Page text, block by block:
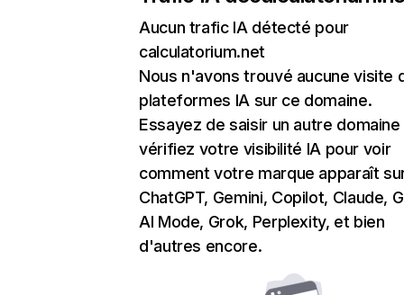
Aucun trafic IA détecté pour
calculatorium.net
Nous n'avons trouvé aucune visite
plateformes IA sur ce domaine.
Essayez de saisir un autre domaine
vérifiez votre visibilité IA pour voir
comment votre marque apparaît
ChatGPT, Gemini, Copilot, Claude,
AI Mode, Grok, Perplexity, et bien
d'autres encore.